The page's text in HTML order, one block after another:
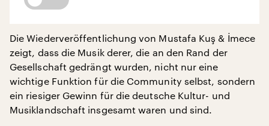
Die Wiederveröffentlichung von Mustafa Kuş & İmece
zeigt, dass die Musik derer, die an den Rand der
Gesellschaft gedrängt wurden, nicht nur eine
wichtige Funktion für die Community selbst, sondern
ein riesiger Gewinn für die deutsche Kultur- und
Musiklandschaft insgesamt waren und sind.